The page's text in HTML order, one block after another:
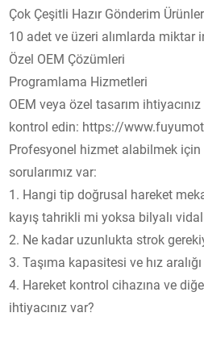
Çok Çeşitli Hazır Gönderim
10 adet ve üzeri alımlarda miktar
Özel OEM Çözümleri
Programlama Hizmetleri
OEM veya özel tasarım
kontrol edin: https://
Profesyonel hizmet alabilmek için
sorularımız var:
1. Hangi tip doğrusal hareket
kayış tahrikli mi yoksa bilyalı
2. Ne kadar uzunlukta strok
3. Taşıma kapasitesi ve hız
4. Hareket kontrol cihazına ve
ihtiyacınız var?